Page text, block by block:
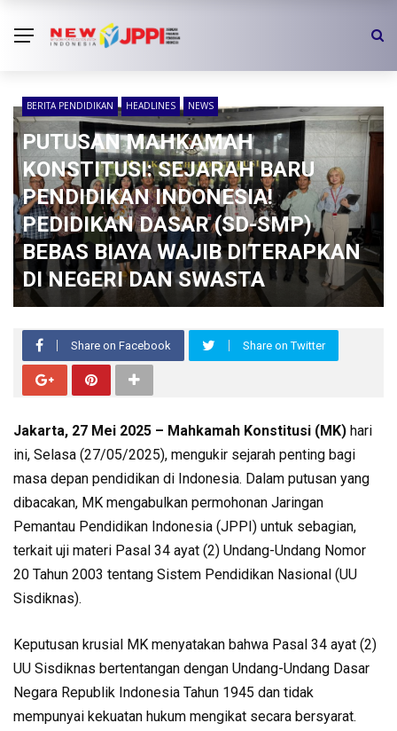
BERITA PENDIDIKAN HEADLINES NEWS
PUTUSAN MAHKAMAH
KONSTITUSI: SEJARAH BARU
PENDIDIKAN INDONESIA!
PEDIDIKAN DASAR (SD-SMP)
BEBAS BIAYA WAJIB DITERAPKAN
DI NEGERI DAN SWASTA
Share on Facebook Share on Twitter
Jakarta, 27 Mei 2025 – Mahkamah Konstitusi (MK) hari
ini, Selasa (27/05/2025), mengukir sejarah penting bagi
masa depan pendidikan di Indonesia. Dalam putusan yang
dibacakan, MK mengabulkan permohonan Jaringan
Pemantau Pendidikan Indonesia (JPPI) untuk sebagian,
terkait uji materi Pasal 34 ayat (2) Undang-Undang Nomor
20 Tahun 2003 tentang Sistem Pendidikan Nasional (UU
Sisdiknas).
Keputusan krusial MK menyatakan bahwa Pasal 34 ayat (2)
UU Sisdiknas bertentangan dengan Undang-Undang Dasar
Negara Republik Indonesia Tahun 1945 dan tidak
mempunyai kekuatan hukum mengikat secara bersyarat.